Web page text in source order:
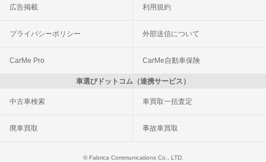
広告掲載 利用規約
プライバシーポリシー 外部送信について
CarMe Pro CarMe自動車保険
車選びドットコム（連携サービス）
中古車検索 車買取一括査定
廃車買取 事故車買取
© Fabrica Communications Co., LTD.